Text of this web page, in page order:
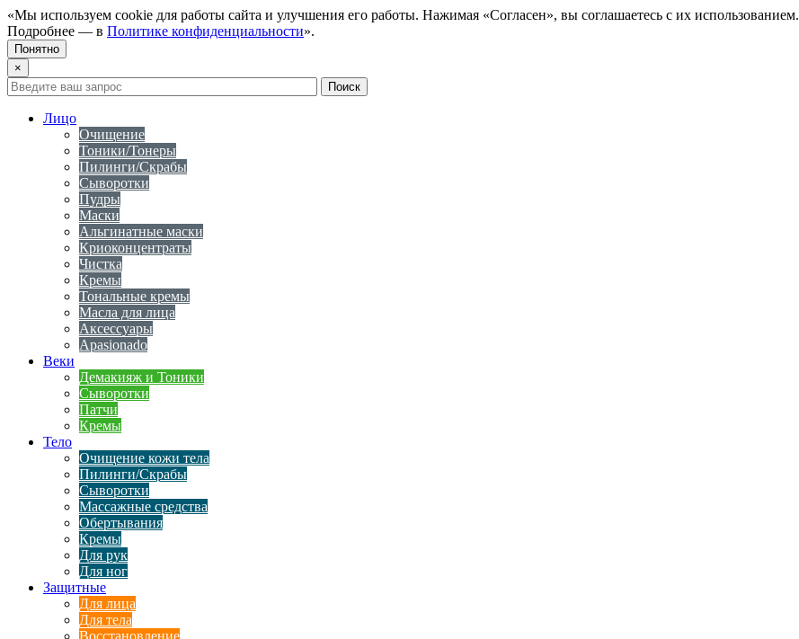
«Мы используем cookie для работы сайта и улучшения его работы. Нажимая «Согласен», вы соглашаетесь с их использованием.
Подробнее — в Политике конфиденциальности».
Понятно
×
Лицо
Очищение
Тоники/Тонеры
Пилинги/Скрабы
Сыворотки
Пудры
Маски
Альгинатные маски
Криоконцентраты
Чистка
Кремы
Тональные кремы
Масла для лица
Аксессуары
Apasionado
Веки
Демакияж и Тоники
Сыворотки
Патчи
Кремы
Тело
Очищение кожи тела
Пилинги/Скрабы
Сыворотки
Массажные средства
Обертывания
Кремы
Для рук
Для ног
Защитные
Для лица
Для тела
Восстановление